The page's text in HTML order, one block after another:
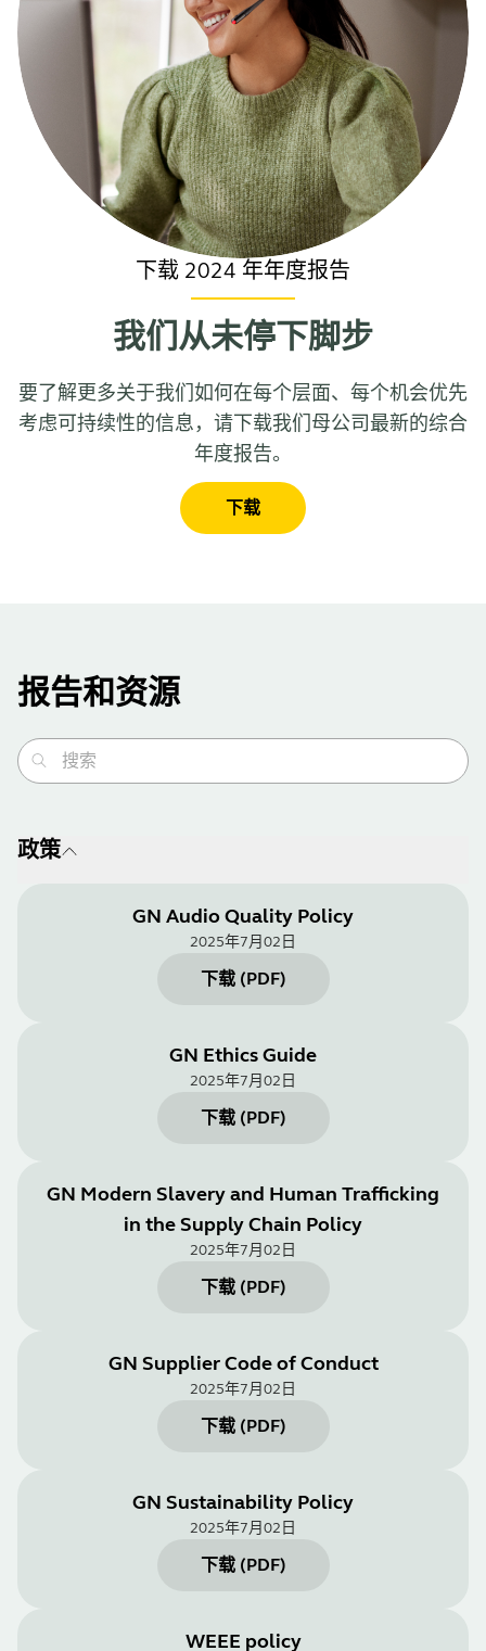
下载 2024 年年度报告
我们从未停下脚步
要了解更多关于我们如何在每个层面、每个机会优先
考虑可持续性的信息，请下载我们母公司最新的综合
年度报告。
下载
报告和资源
政策
GN Audio Quality Policy
2025年7月02日
下载 (PDF)
GN Ethics Guide
2025年7月02日
下载 (PDF)
GN Modern Slavery and Human Trafficking
in the Supply Chain Policy
2025年7月02日
下载 (PDF)
GN Supplier Code of Conduct
2025年7月02日
下载 (PDF)
GN Sustainability Policy
2025年7月02日
下载 (PDF)
WEEE policy